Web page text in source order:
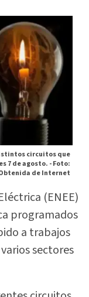
circuitos que
7 de agosto. -Foto:
de Internet
(ENEE)
programados
a trabajos
sectores